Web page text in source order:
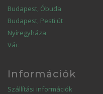
Budapest, Óbuda
Budapest, Pesti út
Nyíregyháza
Vác
Információk
Szállítási információk